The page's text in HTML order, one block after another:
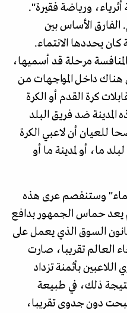
ورياضة فقيرة".
الفارق الأساس بين
كان يحددها الانتماء.
مرحلة قد أسميها،
هناك داخل المواجهات من
كرة القدم أو الكرة
المدينة ضد فريق البلد
للعيان أن لاعبي الكرة
ما، أو لمدينة ما أو
وستنفصم عرى هذه
يعد حماس الجمهور بدافع
السوق الذي يعمل على
العالم تقريبا، صارت
بأثمنة تزداد
ذلك، في طبيعة
دون جدوى تقريبا،